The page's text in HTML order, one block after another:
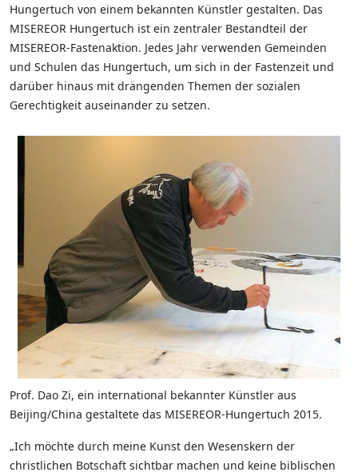
Hungertuch von einem bekannten Künstler gestalten. Das
MISEREOR Hungertuch ist ein zentraler Bestandteil der
MISEREOR-Fastenaktion. Jedes Jahr verwenden Gemeinden
und Schulen das Hungertuch, um sich in der Fastenzeit und
darüber hinaus mit drängenden Themen der sozialen
Gerechtigkeit auseinander zu setzen.
Prof. Dao Zi, ein international bekannter Künstler aus
Beijing/China gestaltete das MISEREOR-Hungertuch 2015.
„Ich möchte durch meine Kunst den Wesenskern der
christlichen Botschaft sichtbar machen und keine biblischen